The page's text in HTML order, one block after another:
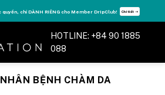
chỉ DÀNH RIÊNG cho Member DripClub! Chi tiết ➝
HOTLINE: +84 90 1885
088
BỆNH CHÀM DA